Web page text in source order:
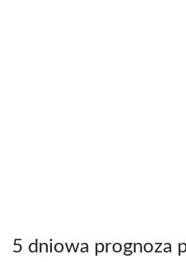
5 dniowa prognoza